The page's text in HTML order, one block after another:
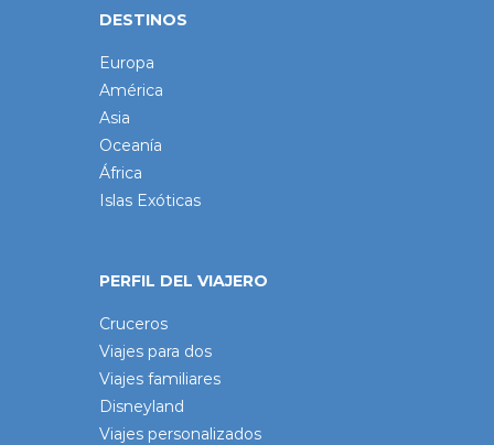
DESTINOS
Europa
América
Asia
Oceanía
África
Islas Exóticas
PERFIL DEL VIAJERO
Cruceros
Viajes para dos
Viajes familiares
Disneyland
Viajes personalizados